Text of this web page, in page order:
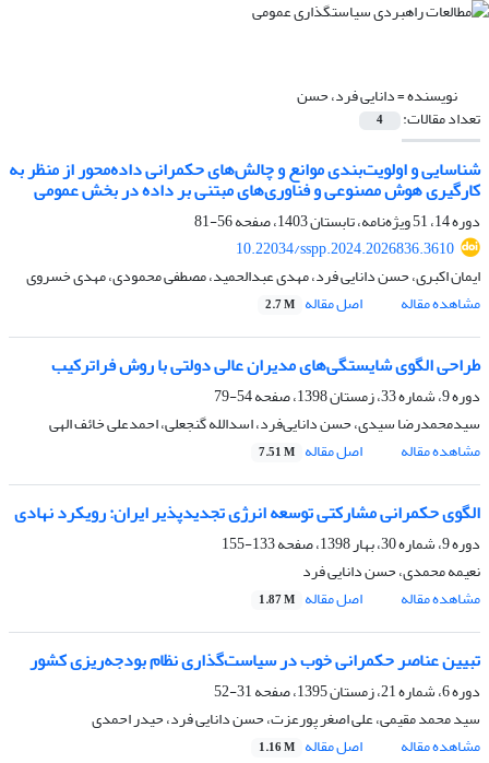
نویسنده =دانایی فرد، حسن
تعداد مقالات: 4
شناسایی و اولویت‌بندی موانع و چالش‌های حکمرانی داده‌محور از منظر به
کارگیری هوش مصنوعی و فناوری‌های مبتنی بر داده در بخش عمومی
دوره 14، 51 ویژه‌نامه، تابستان 1403، صفحه
56-81
10.22034/sspp.2024.2026836.3610
ایمان اکبری، حسن دانایی فرد، مهدی عبدالحمید، مصطفی محمودی، مهدی خسروی
مشاهده مقاله
اصل مقاله 2.7 M
طراحی الگوی شایستگی‌های مدیران عالی دولتی با روش فراترکیب
دوره 9، شماره 33، زمستان 1398، صفحه
54-79
سیدمحمدرضا سیدی، حسن دانایی‌فرد، اسدالله گنجعلی، احمدعلی خائف الهی
مشاهده مقاله
اصل مقاله 7.51 M
الگوی حکمرانی مشارکتی توسعه انرژی تجدیدپذیر ایران: رویکرد نهادی
دوره 9، شماره 30، بهار 1398، صفحه
133-155
نعیمه محمدی، حسن دانایی فرد
مشاهده مقاله
اصل مقاله 1.87 M
تبیین عناصر حکمرانی خوب در سیاست‌گذاری نظام بودجه‌ریزی کشور
دوره 6، شماره 21، زمستان 1395، صفحه
31-52
سید محمد مقیمی، علی اصغر پورعزت، حسن دانایی فرد، حیدر احمدی
مشاهده مقاله
اصل مقاله 1.16 M